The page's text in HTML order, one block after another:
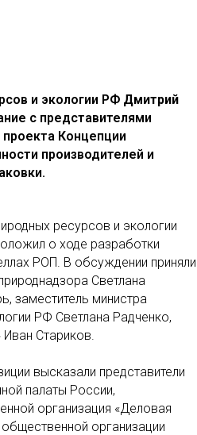
и экологии РФ Дмитрий
с представителями
Концепции
производителей и
ресурсов и экологии
о ходе разработки
РОП. В обсуждении приняли
Светлана
заместитель министра
РФ Светлана Радченко,
Стариков.
высказали представители
палаты России,
организация «Деловая
организации